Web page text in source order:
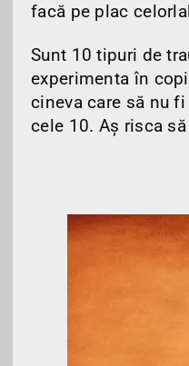
facă pe plac
Sunt 10 tipuri de
experimenta în
cineva care să nu
cele 10. Aș risca